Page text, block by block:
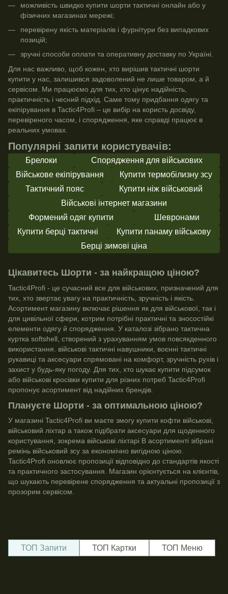
можливість швидко купити шорти тактичні онлайн або у
фізичних магазинах мережі;
перевірену якість матеріалів і фурнітури без випадкових
позицій;
зручні способи оплати та оперативну доставку по Україні.
Для нас важливо, щоб кожен, хто вирішив тактичні шорти
купити у нас, залишився задоволений не лише товаром, а й
сервісом. Ми працюємо для тих, хто цінує надійність,
практичність і чесний підхід. Саме тому придбання одягу та
екіпірування в Tactic4Profi – це вибір на користь досвіду,
перевіреного часом, і спорядження, яке справді працює в
реальних умовах.
Популярні запити користувачів:
Брелоки
Спорядження для військових
Військове екіпірування
Купити термобілизну зсу
Тактичний пояс
Купити ніж військовий
Військові інтернет магазини
Формений одяг купити
Шевронами
Купити берці тактичні
Купити панаму військову
Берці зимові ціна
Цікавитесь Шорти - за найкращою ціною?
Tactic4Profi - це сучасний все для військових , призначений для
тих, хто звертає увагу на практичність, зручність і якість.
Асортимент магазину включає рішення як для військової, так і
для цивільної сфери, котрим потрібні практичні та зносостійкі
елементи одягу й спорядження. У каталозі зібрано тактична
куртка softshell , створений з урахуванням умов повсякденного
використання. військові тактичні навушники
воєнні тактичні
рукавиці та аксесуари спрямовані на комфорт, зручність рухів і
захист у будь-яку погоду. Для тих, хто шукає купити підсумок
або військові кросівки купити для різних потреб Tactic4Profi
пропонує асортимент від надійних брендів.
Плануєте Шорти - за оптимальною ціною?
У магазині Tactic4Profi ви маєте змогу купити кофти військові
військовий ліхтар а також підібрати аксесуари для щоденного
користування, зокрема військові ліхтарі В асортименті зібрані
ремінь військовий зсу за економічно вигідною ціною.
Tactic4Profi оновлює пропозиції відповідно до стандартів якості
та практичного застосування. Магазин орієнтується на клієнтів,
що шукають перевірене спорядження та актуальні пропозиції з
прозорим сервісом.
ТОП Запити ТОП Картки ТОП Меню